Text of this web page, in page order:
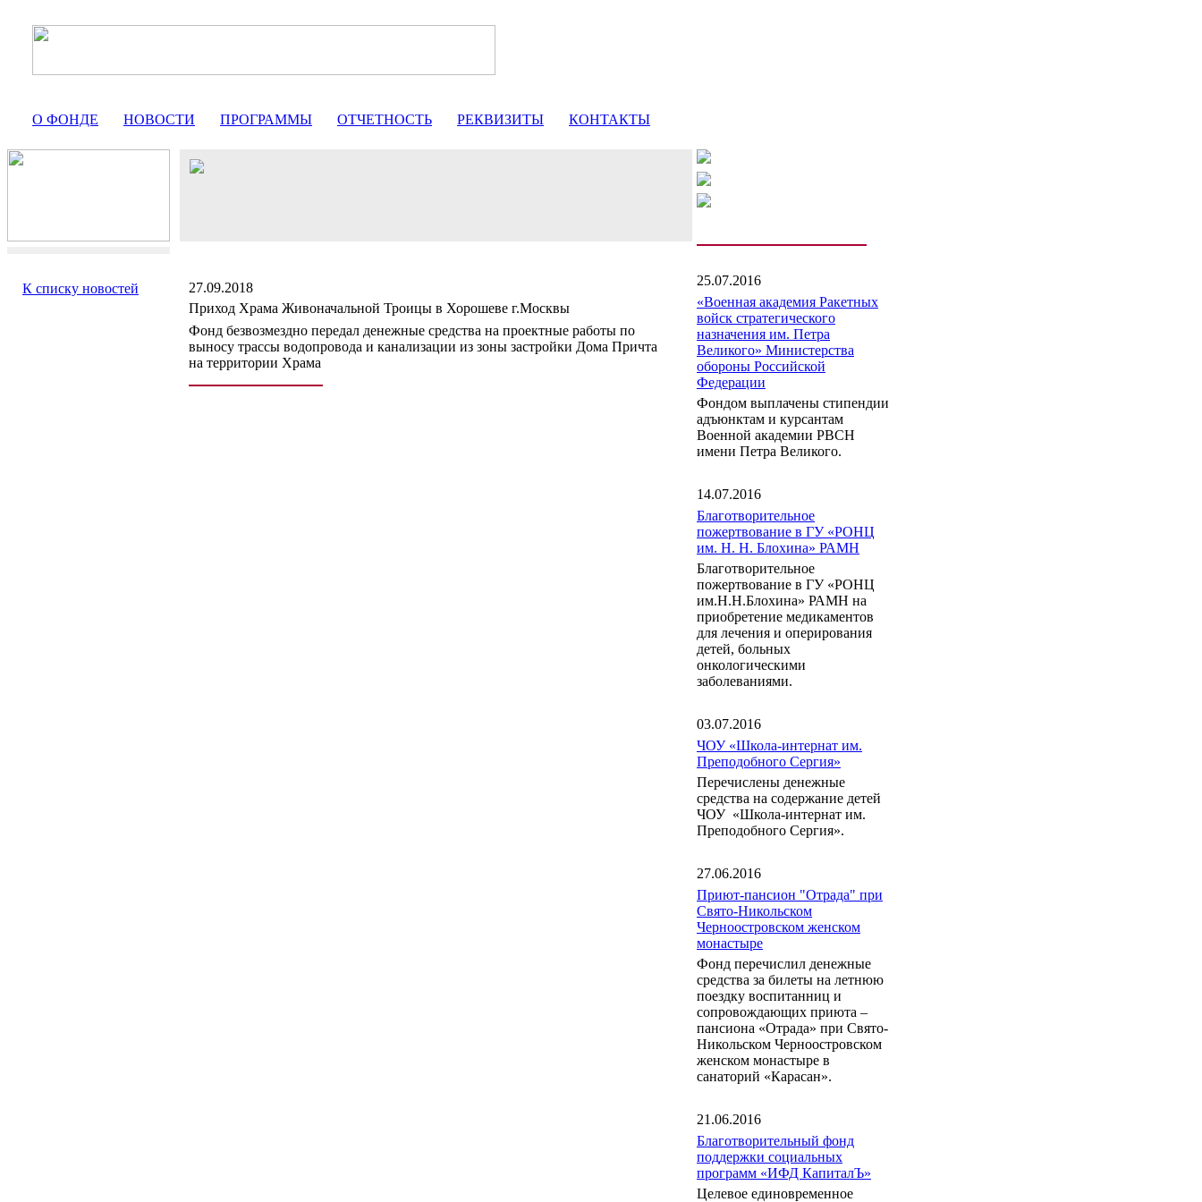
О ФОНДЕ НОВОСТИ ПРОГРАММЫ ОТЧЕТНОСТЬ РЕКВИЗИТЫ КОНТАКТЫ
К списку новостей
27.09.2018
Приход Храма Живоначальной Троицы в Хорошеве г.Москвы
Фонд безвозмездно передал денежные средства на проектные работы по
выносу трассы водопровода и канализации из зоны застройки Дома Причта
на территории Храма
25.07.2016
«Военная академия Ракетных
войск стратегического
назначения им. Петра
Великого» Министерства
обороны Российской
Федерации
Фондом выплачены стипендии
адъюнктам и курсантам
Военной академии РВСН
имени Петра Великого.
14.07.2016
Благотворительное
пожертвование в ГУ «РОНЦ
им. Н. Н. Блохина» РАМН
Благотворительное
пожертвование в ГУ «РОНЦ
им.Н.Н.Блохина» РАМН на
приобретение медикаментов
для лечения и оперирования
детей, больных
онкологическими
заболеваниями.
03.07.2016
ЧОУ «Школа-интернат им.
Преподобного Сергия»
Перечислены денежные
средства на содержание детей
ЧОУ «Школа-интернат им.
Преподобного Сергия».
27.06.2016
Приют-пансион "Отрада" при
Свято-Никольском
Черноостровском женском
монастыре
Фонд перечислил денежные
средства за билеты на летнюю
поездку воспитанниц и
сопровождающих приюта –
пансиона «Отрада» при Свято-
Никольском Черноостровском
женском монастыре в
санаторий «Карасан».
21.06.2016
Благотворительный фонд
поддержки социальных
программ «ИФД КапиталЪ»
Целевое единовременное